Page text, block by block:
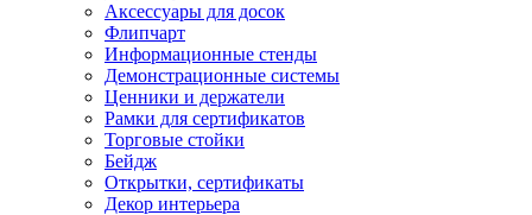
Аксессуары для досок
Флипчарт
Информационные стенды
Демонстрационные системы
Ценники и держатели
Рамки для сертификатов
Торговые стойки
Бейдж
Открытки, сертификаты
Декор интерьера